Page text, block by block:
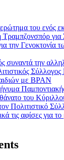
του ενός
Τραμπζονσπόρ για
την Γενοκτονία
συναντά την
Σύλλογος
με BPAN
του
Πολιτιστικό
τις αφίσες για